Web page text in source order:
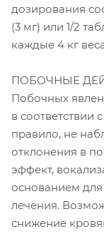
дозирования
(3 мг) или 1/2
каждые 4 кг
ПОБОЧНЫЕ
Побочных
в соответствии
правило, не
отклонения в
эффект,
основанием
лечения.
снижение